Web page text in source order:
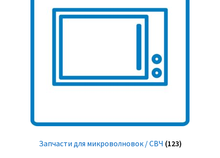
Запчасти для микроволновок / СВЧ (123)